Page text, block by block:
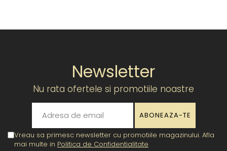
Newsletter
Nu rata ofertele si promotiile noastre
Vreau sa primesc newsletter cu promotiile magazinului. Afla
mai multe in Politica de Confidentialitate